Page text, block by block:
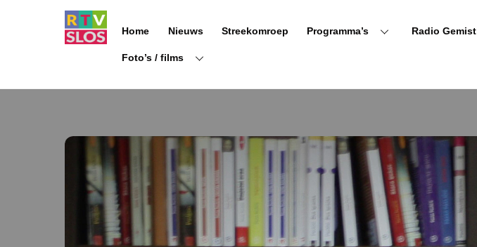
Home Nieuws Streekomroep Programma’s Radio Gemist
Foto’s / films